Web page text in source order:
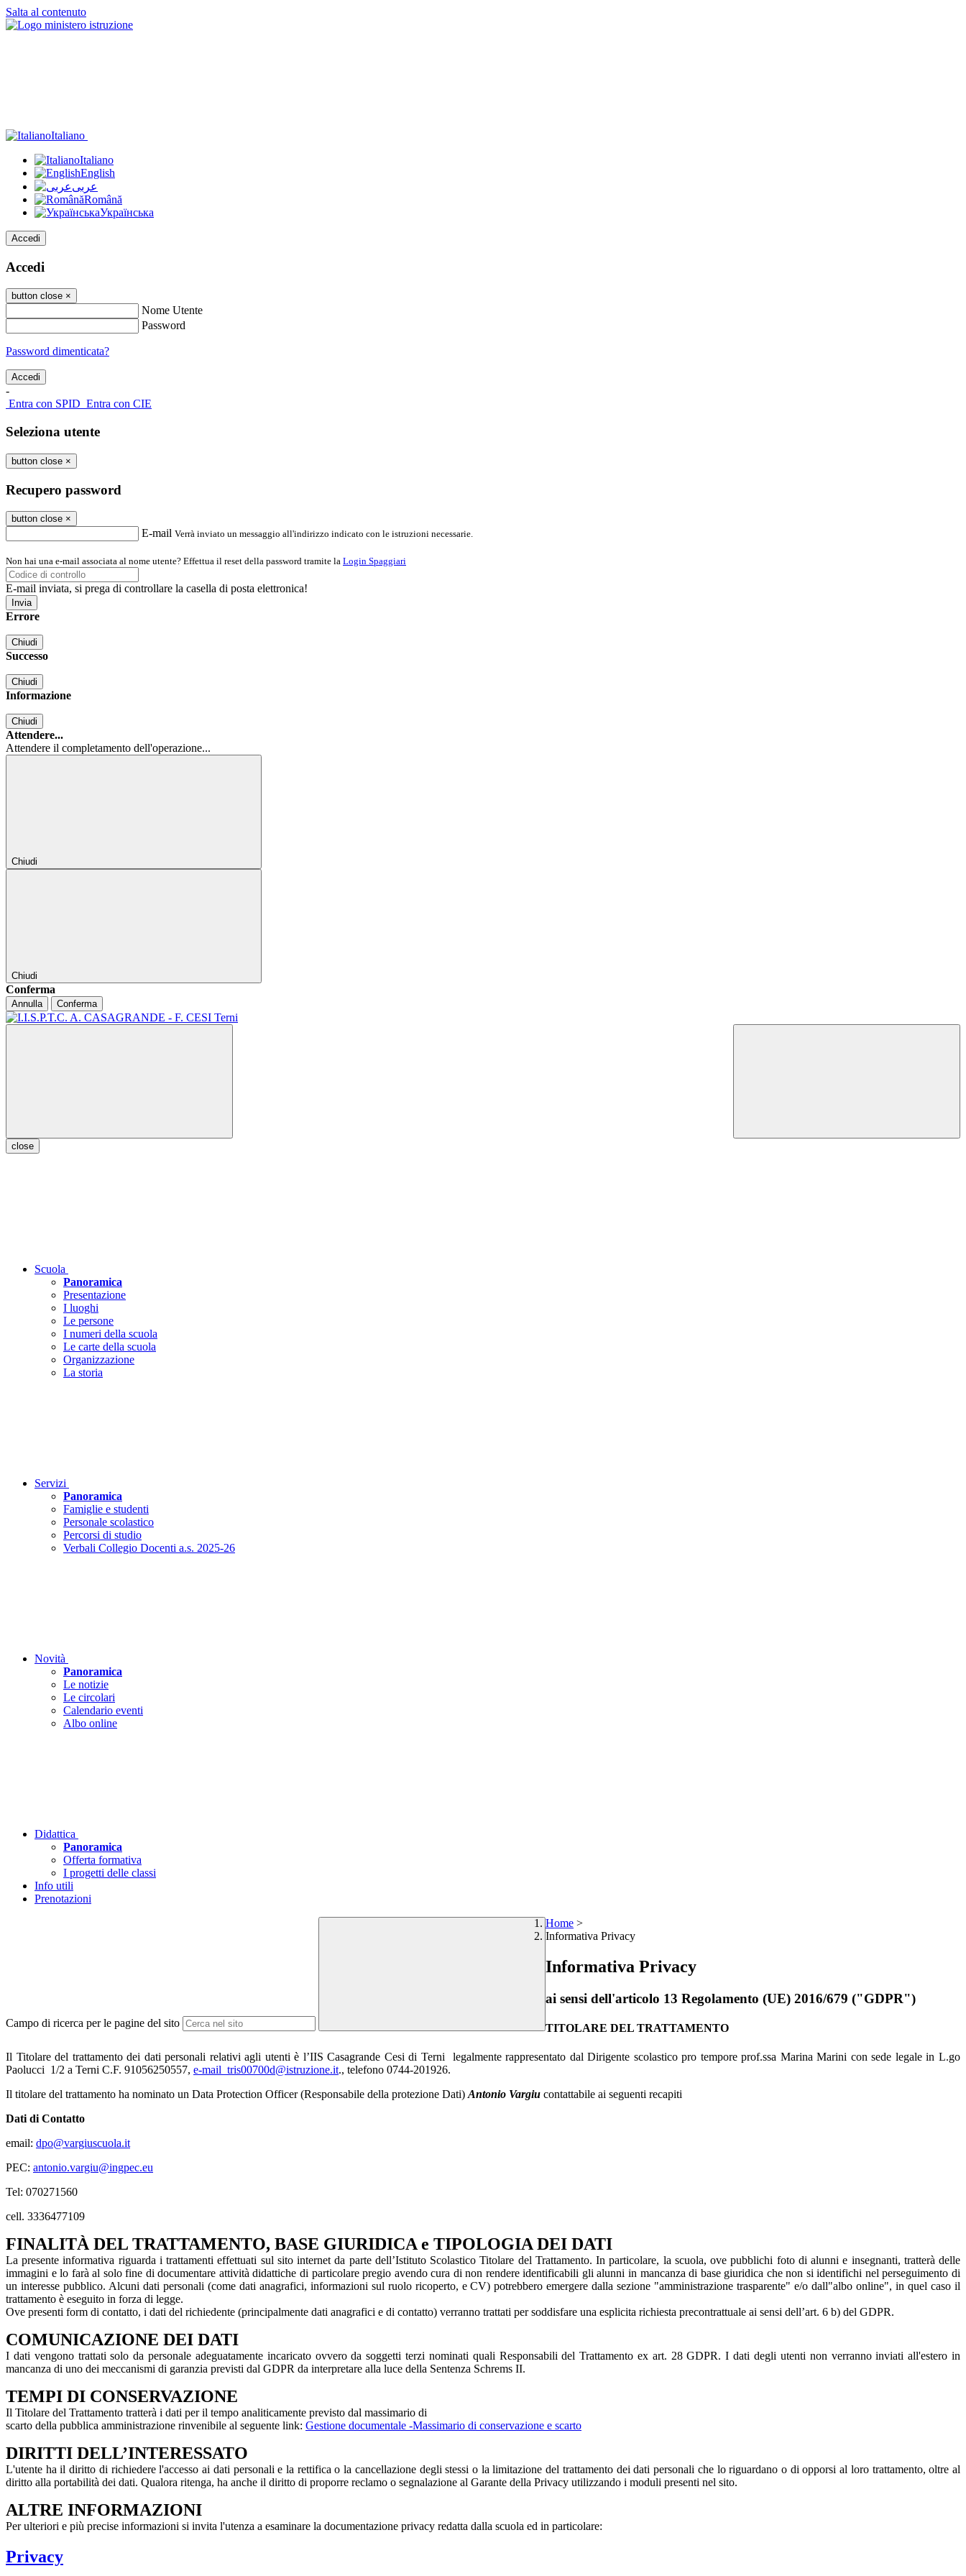
Salta al contenuto
Italiano
Italiano
English
عربى
Română
Українська
Accedi
Accedi
button close ×
Nome Utente
Password
Password dimenticata?
-
Entra con SPID Entra con CIE
Seleziona utente
button close ×
Recupero password
button close ×
E-mail Verrà inviato un messaggio all'indirizzo indicato con le istruzioni necessarie.
Non hai una e-mail associata al nome utente? Effettua il reset della password tramite la Login Spaggiari
E-mail inviata, si prega di controllare la casella di posta elettronica!
Errore
Chiudi
Successo
Chiudi
Informazione
Chiudi
Attendere...
Attendere il completamento dell'operazione...
Chiudi
Chiudi
Conferma
Annulla Conferma
close
Scuola
Panoramica
Presentazione
I luoghi
Le persone
I numeri della scuola
Le carte della scuola
Organizzazione
La storia
Servizi
Panoramica
Famiglie e studenti
Personale scolastico
Percorsi di studio
Verbali Collegio Docenti a.s. 2025-26
Novità
Panoramica
Le notizie
Le circolari
Calendario eventi
Albo online
Didattica
Panoramica
Offerta formativa
I progetti delle classi
Info utili
Prenotazioni
Campo di ricerca per le pagine del sito
Home >
Informativa Privacy
Informativa Privacy
ai sensi dell'articolo 13 Regolamento (UE) 2016/679 ("GDPR")
TITOLARE DEL TRATTAMENTO
Il Titolare del trattamento dei dati personali relativi agli utenti è l’IIS Casagrande Cesi di Terni legalmente rappresentato dal Dirigente scolastico pro tempore prof.ssa Marina Marini con sede legale in L.go
Paolucci 1/2 a Terni C.F. 91056250557, e-mail tris00700d@istruzione.it., telefono 0744-201926.
Il titolare del trattamento ha nominato un Data Protection Officer (Responsabile della protezione Dati) Antonio Vargiu contattabile ai seguenti recapiti
Dati di Contatto
email: dpo@vargiuscuola.it
PEC: antonio.vargiu@ingpec.eu
Tel: 070271560
cell. 3336477109
FINALITÀ DEL TRATTAMENTO, BASE GIURIDICA e TIPOLOGIA DEI DATI
La presente informativa riguarda i trattamenti effettuati sul sito internet da parte dell’Istituto Scolastico Titolare del Trattamento. In particolare, la scuola, ove pubblichi foto di alunni e insegnanti, tratterà delle
immagini e lo farà al solo fine di documentare attività didattiche di particolare pregio avendo cura di non rendere identificabili gli alunni in mancanza di base giuridica che non si identifichi nel perseguimento di
un interesse pubblico. Alcuni dati personali (come dati anagrafici, informazioni sul ruolo ricoperto, e CV) potrebbero emergere dalla sezione "amministrazione trasparente" e/o dall"albo online", in quel caso il
trattamento è eseguito in forza di legge.
Ove presenti form di contatto, i dati del richiedente (principalmente dati anagrafici e di contatto) verranno trattati per soddisfare una esplicita richiesta precontrattuale ai sensi dell’art. 6 b) del GDPR.
COMUNICAZIONE DEI DATI
I dati vengono trattati solo da personale adeguatamente incaricato ovvero da soggetti terzi nominati quali Responsabili del Trattamento ex art. 28 GDPR. I dati degli utenti non verranno inviati all'estero in
mancanza di uno dei meccanismi di garanzia previsti dal GDPR da interpretare alla luce della Sentenza Schrems II.
TEMPI DI CONSERVAZIONE
Il Titolare del Trattamento tratterà i dati per il tempo analiticamente previsto dal massimario di
scarto della pubblica amministrazione rinvenibile al seguente link: Gestione documentale -Massimario di conservazione e scarto
DIRITTI DELL’INTERESSATO
L'utente ha il diritto di richiedere l'accesso ai dati personali e la rettifica o la cancellazione degli stessi o la limitazione del trattamento dei dati personali che lo riguardano o di opporsi al loro trattamento, oltre al
diritto alla portabilità dei dati. Qualora ritenga, ha anche il diritto di proporre reclamo o segnalazione al Garante della Privacy utilizzando i moduli presenti nel sito.
ALTRE INFORMAZIONI
Per ulteriori e più precise informazioni si invita l'utenza a esaminare la documentazione privacy redatta dalla scuola ed in particolare:
Privacy